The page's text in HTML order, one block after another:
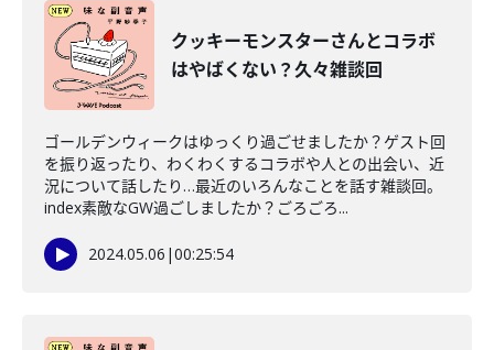
クッキーモンスターさんとコラボ
はやばくない？久々雑談回
ゴールデンウィークはゆっくり過ごせましたか？ゲスト回
を振り返ったり、わくわくするコラボや人との出会い、近
況について話したり…最近のいろんなことを話す雑談回。
index素敵なGW過ごしましたか？ごろごろ...
2024.05.06 |00:25:54